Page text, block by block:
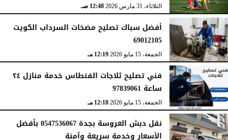
الثلاثاء، 31 مارس 2026 12:48 صـ
أفضل سباك تصليح مضخات السرداب الكويت
69012105
الجمعة، 15 مايو 2026 12:19 مـ
فني تصليح ثلاجات الفنطاس خدمة منازل ٢٤
ساعة 97839061
الجمعة، 15 مايو 2026 12:18 مـ
نقل دبش العروسة بجدة 0547536067 بأفضل
الأسعار وخدمة سريعة وآمنة